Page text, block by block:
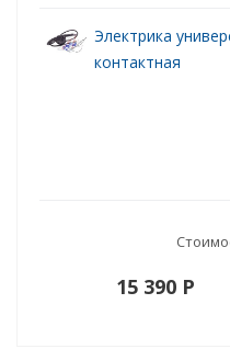
Электрика
контактная
15 390 P